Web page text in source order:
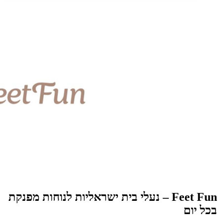
Feet Fun – נעלי בית ישראליות לנוחות מפנקת
בכל יום